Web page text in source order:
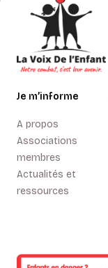
Je m’informe
A propos
Associations
membres
Actualités et
ressources